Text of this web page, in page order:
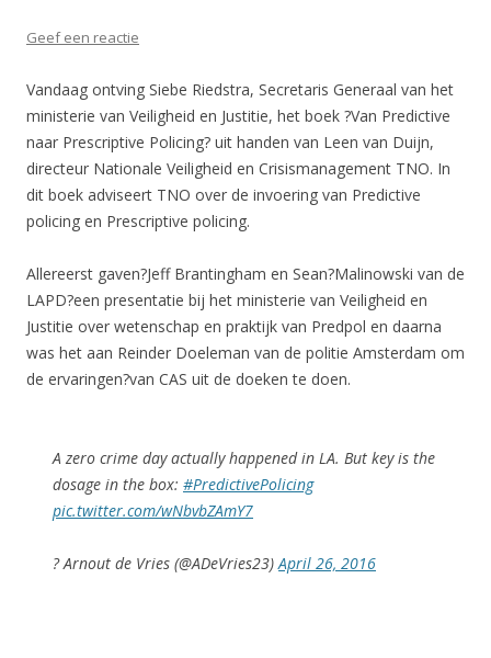
Geef een reactie
Vandaag ontving Siebe Riedstra, Secretaris Generaal van het
ministerie van Veiligheid en Justitie, het boek ?Van Predictive
naar Prescriptive Policing? uit handen van Leen van Duijn,
directeur Nationale Veiligheid en Crisismanagement TNO. In
dit boek adviseert TNO over de invoering van Predictive
policing en Prescriptive policing.
Allereerst gaven?Jeff Brantingham en Sean?Malinowski van de
LAPD?een presentatie bij het ministerie van Veiligheid en
Justitie over wetenschap en praktijk van Predpol en daarna
was het aan Reinder Doeleman van de politie Amsterdam om
de ervaringen?van CAS uit de doeken te doen.
A zero crime day actually happened in LA. But key is the
dosage in the box: #PredictivePolicing
pic.twitter.com/wNbvbZAmY7
? Arnout de Vries (@ADeVries23)April 26, 2016